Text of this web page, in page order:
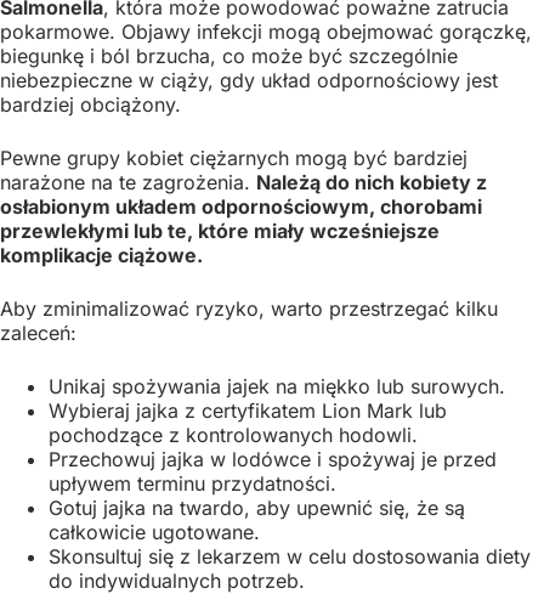
Salmonella, która może powodować poważne zatrucia
pokarmowe. Objawy infekcji mogą obejmować gorączkę,
biegunkę i ból brzucha, co może być szczególnie
niebezpieczne w ciąży, gdy układ odpornościowy jest
bardziej obciążony.
Pewne grupy kobiet ciężarnych mogą być bardziej
narażone na te zagrożenia. Należą do nich kobiety z
osłabionym układem odpornościowym, chorobami
przewlekłymi lub te, które miały wcześniejsze
komplikacje ciążowe.
Aby zminimalizować ryzyko, warto przestrzegać kilku
zaleceń:
Unikaj spożywania jajek na miękko lub surowych.
Wybieraj jajka z certyfikatem Lion Mark lub
pochodzące z kontrolowanych hodowli.
Przechowuj jajka w lodówce i spożywaj je przed
upływem terminu przydatności.
Gotuj jajka na twardo, aby upewnić się, że są
całkowicie ugotowane.
Skonsultuj się z lekarzem w celu dostosowania diety
do indywidualnych potrzeb.